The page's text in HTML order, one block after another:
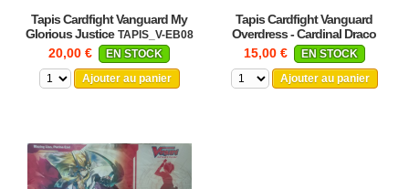
Tapis Cardfight Vanguard My
Glorious Justice TAPIS_V-EB08
20,00 €
EN STOCK
Ajouter au panier
Tapis Cardfight Vanguard
Overdress - Cardinal Draco
Destijade TAPIS_D-BT03
15,00 €
EN STOCK
Ajouter au panier